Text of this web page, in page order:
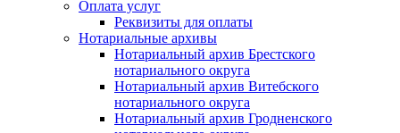
Оплата услуг
Реквизиты для оплаты
Нотариальные архивы
Нотариальный архив Брестского
нотариального округа
Нотариальный архив Витебского
нотариального округа
Нотариальный архив Гродненского